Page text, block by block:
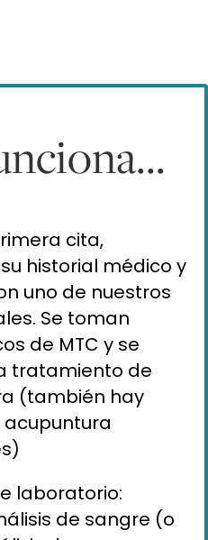
cita,
historial médico y
uno de nuestros
Se toman
de MTC y se
tratamiento de
(también hay
acupuntura
laboratorio:
de sangre (o